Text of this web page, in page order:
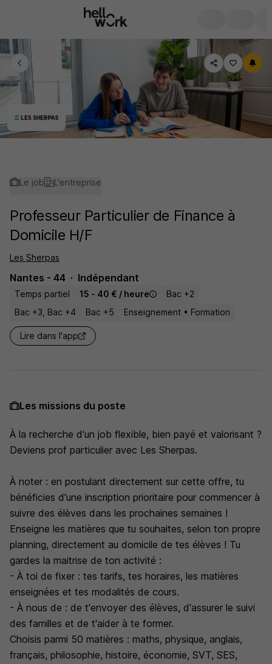
Le job L'entreprise
Professeur Particulier de Finance à
Domicile H/F
Les Sherpas
Nantes - 44 Indépendant
Temps partiel 15 - 40 € / heure
Bac +2
Bac +3, Bac +4
Bac +5 Enseignement • Formation
Lire dans l'app
Les missions du poste
À la recherche d'un job flexible, bien payé et valorisant ?
Deviens prof particulier avec Les Sherpas.
À noter : en postulant directement sur cette offre, tu
bénéficies d'une inscription prioritaire pour commencer à
suivre des élèves dans les prochaines semaines !
Enseigne les matières que tu souhaites, selon ton propre
planning, directement au domicile de tes élèves ! Tu
gardes la maitrise de ton activité :
- À toi de fixer : tes tarifs, tes horaires, les matières
enseignées et tes modalités de cours.
- À nous de : de t'envoyer des élèves, d'assurer le suivi
des familles et de t'aider à te former.
Choisis parmi 50 matières : maths, physique, anglais,
français, philosophie, histoire, économie, SVT, SES,